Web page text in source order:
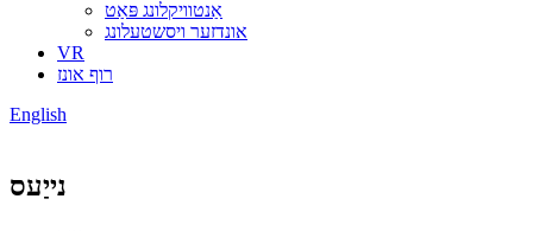
אַנטוויקלונג פּאַט
אונדזער ויסשטעלונג
VR
רוף אונז
English
נייַעס